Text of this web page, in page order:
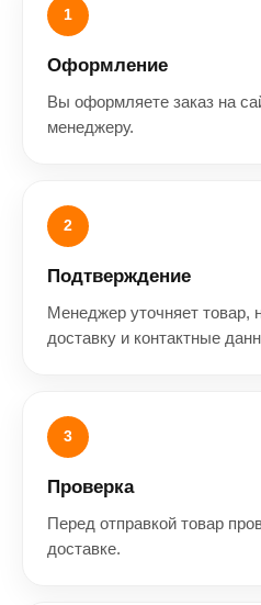
1
Оформление
Вы оформляете заказ на
менеджеру.
2
Подтверждение
Менеджер уточняет товар,
доставку и контактные
3
Проверка
Перед отправкой товар
доставке.